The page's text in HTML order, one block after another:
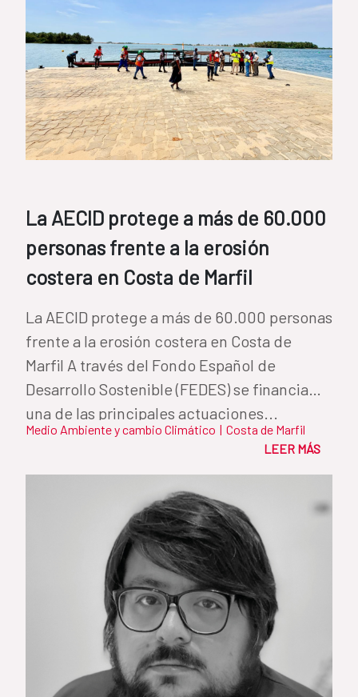
La AECID protege a más de 60.000
personas frente a la erosión
costera en Costa de Marfil
La AECID protege a más de 60.000 personas
frente a la erosión costera en Costa de
Marfil A través del Fondo Español de
Desarrollo Sostenible (FEDES) se financia
una de las principales actuaciones...
Medio Ambiente y cambio Climático | Costa de Marfil
LEER MÁS